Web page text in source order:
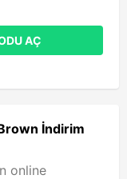
AÇ
İndirim
online